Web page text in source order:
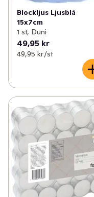
Blockljus Ljusblå
15x7cm
1 st, Duni
49,95 kr
49,95 kr /st